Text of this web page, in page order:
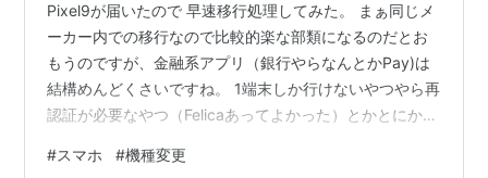
Pixel9が届いたので 早速移行処理してみた。 まぁ同じメ
ーカー内での移行なので比較的楽な部類になるのだとお
もうのですが、金融系アプリ（銀行やらなんとかPay)は
結構めんどくさいですね。 1端末しか行けないやつやら再
認証が必要なやつ（Felicaあってよかった）とかとにかく
て実行しました Google Pixel 9 128GB SIMフリー
#スマホ #機種変更